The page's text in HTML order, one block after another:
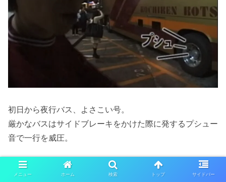
初日から夜行バス、よさこい号。
厳かなバスはサイドブレーキをかけた際に発するプシュー
音で一行を威圧。
メニュー ホーム 検索 トップ サイドバー